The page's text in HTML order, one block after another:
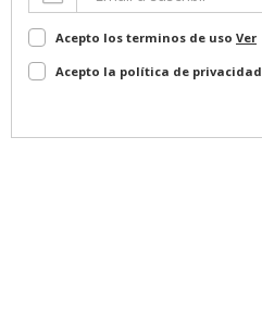
Acepto los terminos de uso Ver
Acepto la política de privacidad